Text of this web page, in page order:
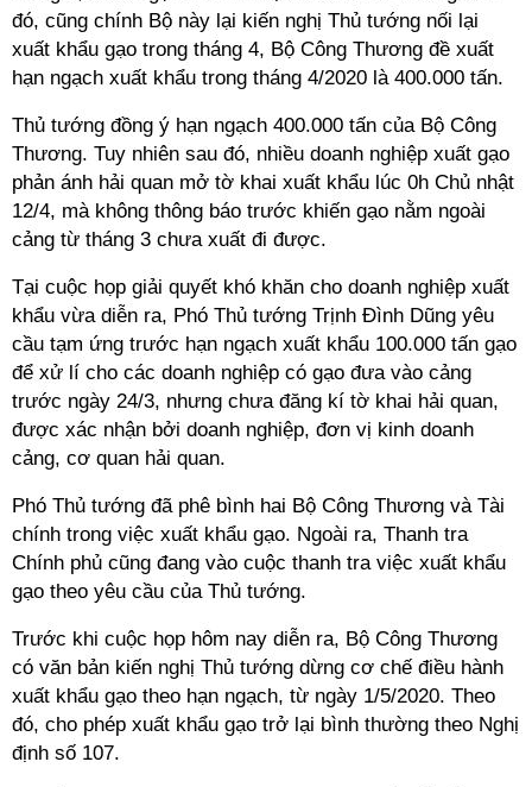
đó, cũng chính Bộ này lại kiến nghị Thủ tướng nối lại
xuất khẩu gạo trong tháng 4, Bộ Công Thương đề xuất
hạn ngạch xuất khẩu trong tháng 4/2020 là 400.000 tấn.
Thủ tướng đồng ý hạn ngạch 400.000 tấn của Bộ Công
Thương. Tuy nhiên sau đó, nhiều doanh nghiệp xuất gạo
phản ánh hải quan mở tờ khai xuất khẩu lúc 0h Chủ nhật
12/4, mà không thông báo trước khiến gạo nằm ngoài
cảng từ tháng 3 chưa xuất đi được.
Tại cuộc họp giải quyết khó khăn cho doanh nghiệp xuất
khẩu vừa diễn ra, Phó Thủ tướng Trịnh Đình Dũng yêu
cầu tạm ứng trước hạn ngạch xuất khẩu 100.000 tấn gạo
để xử lí cho các doanh nghiệp có gạo đưa vào cảng
trước ngày 24/3, nhưng chưa đăng kí tờ khai hải quan,
được xác nhận bởi doanh nghiệp, đơn vị kinh doanh
cảng, cơ quan hải quan.
Phó Thủ tướng đã phê bình hai Bộ Công Thương và Tài
chính trong việc xuất khẩu gạo. Ngoài ra, Thanh tra
Chính phủ cũng đang vào cuộc thanh tra việc xuất khẩu
gạo theo yêu cầu của Thủ tướng.
Trước khi cuộc họp hôm nay diễn ra, Bộ Công Thương
có văn bản kiến nghị Thủ tướng dừng cơ chế điều hành
xuất khẩu gạo theo hạn ngạch, từ ngày 1/5/2020. Theo
đó, cho phép xuất khẩu gạo trở lại bình thường theo Nghị
định số 107.